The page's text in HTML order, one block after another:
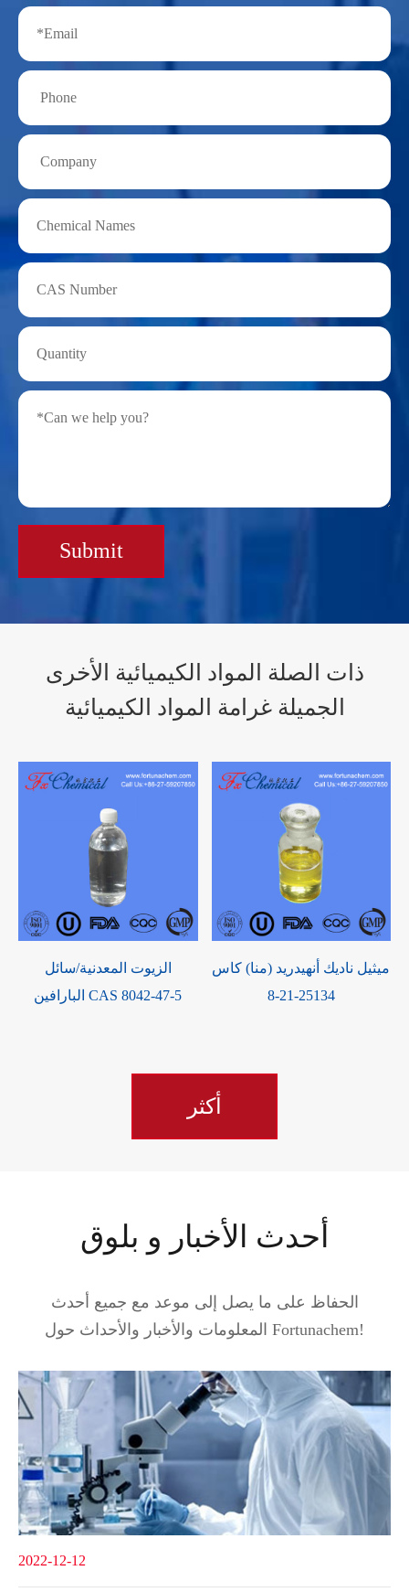
Submit
ذات الصلة المواد الكيميائية الأخرى
الجميلة غرامة المواد الكيميائية
الزيوت المعدنية/سائل
البارافين CAS 8042-47-5
ميثيل ناديك أنهيدريد (منا) كاس
25134-21-8
أكثر
أحدث الأخبار و بلوق
الحفاظ على ما يصل إلى موعد مع جميع أحدث
المعلومات والأخبار والأحداث حول Fortunachem!
2022-12-12